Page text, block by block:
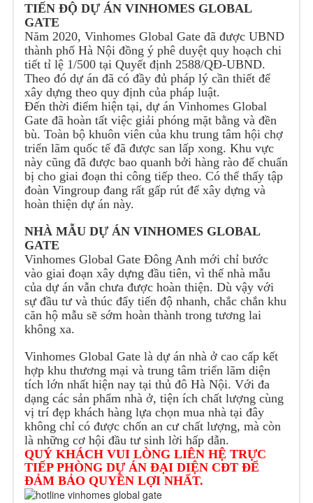
TIẾN ĐỘ DỰ ÁN VINHOMES GLOBAL
GATE
Năm 2020, Vinhomes Global Gate đã được UBND
thành phố Hà Nội đồng ý phê duyệt quy hoạch chi
tiết tỉ lệ 1/500 tại Quyết định 2588/QĐ-UBND.
Theo đó dự án đã có đầy đủ pháp lý cần thiết để
xây dựng theo quy định của pháp luật.
Đến thời điểm hiện tại, dự án Vinhomes Global
Gate đã hoàn tất việc giải phóng mặt bằng và đền
bù. Toàn bộ khuôn viên của khu trung tâm hội chợ
triển lãm quốc tế đã được san lấp xong. Khu vực
này cũng đã được bao quanh bởi hàng rào để chuẩn
bị cho giai đoạn thi công tiếp theo. Có thể thấy tập
đoàn Vingroup đang rất gấp rút để xây dựng và
hoàn thiện dự án này.
NHÀ MẪU DỰ ÁN VINHOMES GLOBAL
GATE
Vinhomes Global Gate Đông Anh mới chỉ bước
vào giai đoạn xây dựng đầu tiên, vì thế nhà mẫu
của dự án vẫn chưa được hoàn thiện. Dù vậy với
sự đầu tư và thúc đẩy tiến độ nhanh, chắc chắn khu
căn hộ mẫu sẽ sớm hoàn thành trong tương lai
không xa.
Vinhomes Global Gate là dự án nhà ở cao cấp kết
hợp khu thương mại và trung tâm triển lãm diện
tích lớn nhất hiện nay tại thủ đô Hà Nội. Với đa
dạng các sản phẩm nhà ở, tiện ích chất lượng cùng
vị trí đẹp khách hàng lựa chọn mua nhà tại đây
không chỉ có được chốn an cư chất lượng, mà còn
là những cơ hội đầu tư sinh lời hấp dẫn.
QUÝ KHÁCH VUI LÒNG LIÊN HỆ TRỰC
TIẾP PHÒNG DỰ ÁN ĐẠI DIỆN CĐT ĐỂ
ĐẢM BẢO QUYỀN LỢI NHẤT.